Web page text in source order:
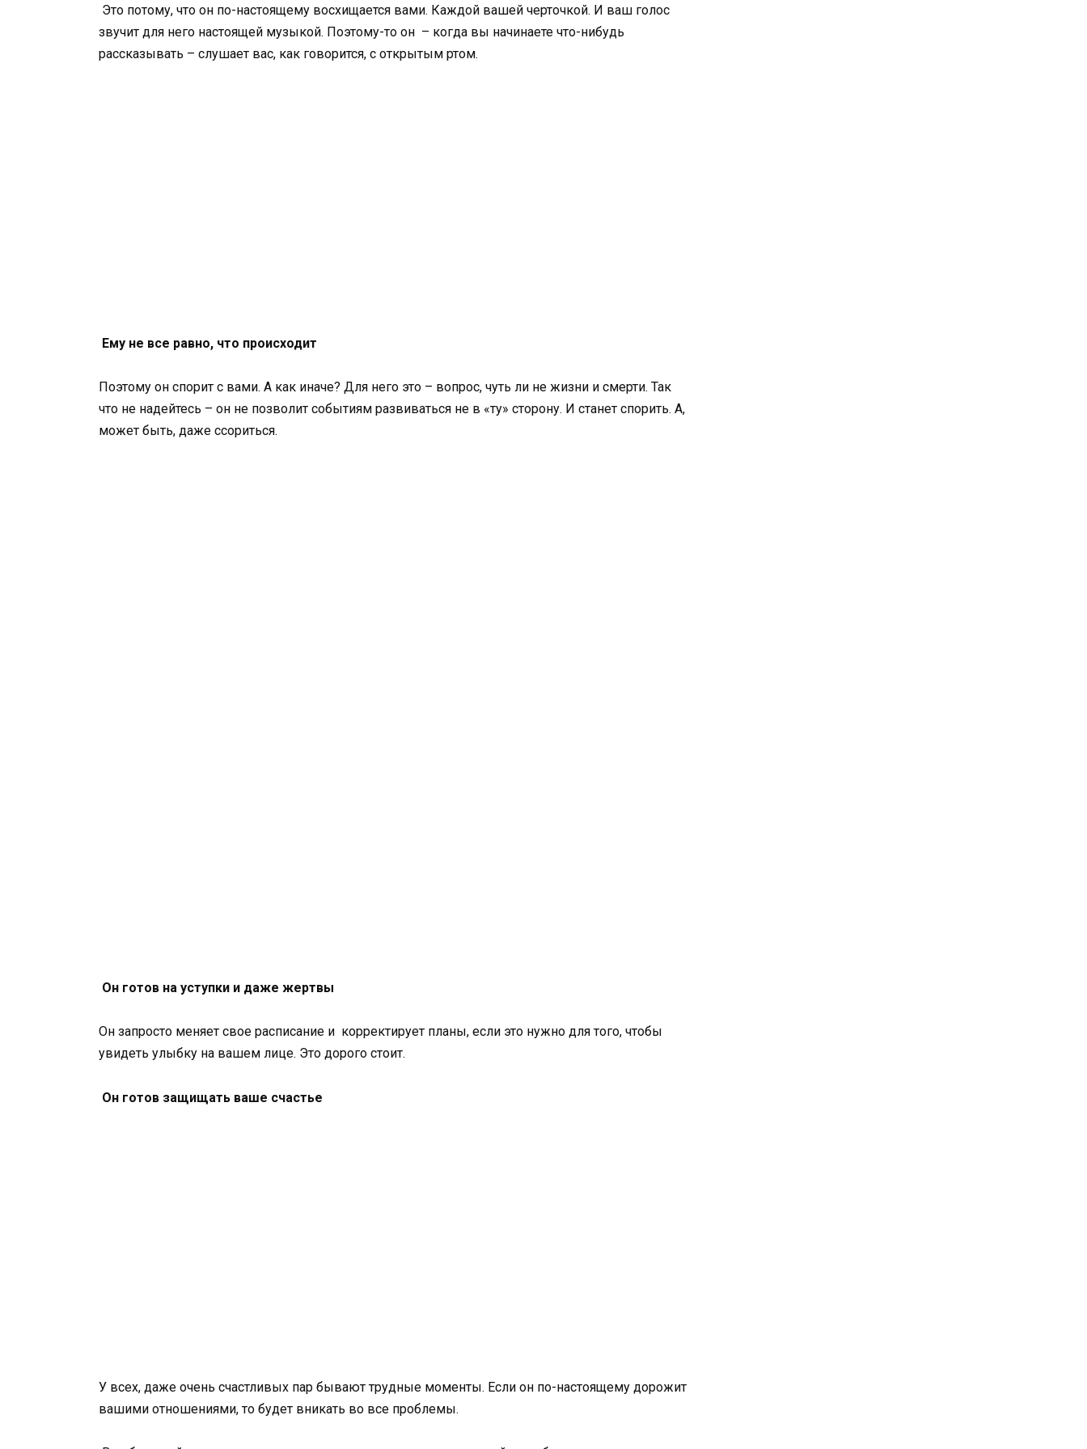
Это потому, что он по-настоящему восхищается вами. Каждой вашей черточкой. И ваш голос
звучит для него настоящей музыкой. Поэтому-то он – когда вы начинаете что-нибудь
рассказывать – слушает вас, как говорится, с открытым ртом.
Ему не все равно, что происходит
Поэтому он спорит с вами. А как иначе? Для него это – вопрос, чуть ли не жизни и смерти. Так
что не надейтесь – он не позволит событиям развиваться не в «ту» сторону. И станет спорить. А,
может быть, даже ссориться.
Он готов на уступки и даже жертвы
Он запросто меняет свое расписание и корректирует планы, если это нужно для того, чтобы
увидеть улыбку на вашем лице. Это дорого стоит.
Он готов защищать ваше счастье
У всех, даже очень счастливых пар бывают трудные моменты. Если он по-настоящему дорожит
вашими отношениями, то будет вникать во все проблемы.